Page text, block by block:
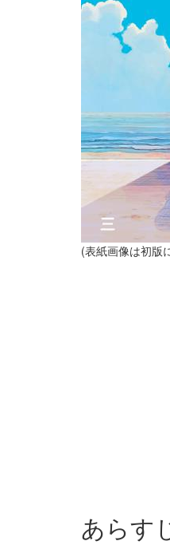
(表紙画像は初版
あらす